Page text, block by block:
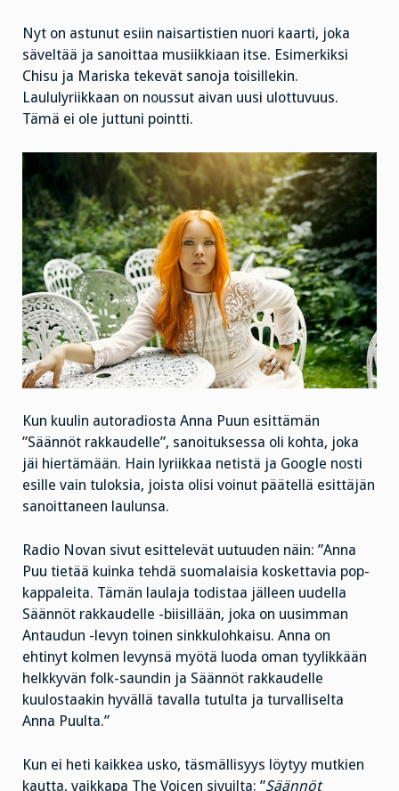
Nyt on astunut esiin naisartistien nuori kaarti, joka
säveltää ja sanoittaa musiikkiaan itse. Esimerkiksi
Chisu ja Mariska tekevät sanoja toisillekin.
Laululyriikkaan on noussut aivan uusi ulottuvuus.
Tämä ei ole juttuni pointti.
Kun kuulin autoradiosta Anna Puun esittämän
”Säännöt rakkaudelle”, sanoituksessa oli kohta, joka
jäi hiertämään. Hain lyriikkaa netistä ja Google nosti
esille vain tuloksia, joista olisi voinut päätellä esittäjän
sanoittaneen laulunsa.
Radio Novan sivut esittelevät uutuuden näin: ”Anna
Puu tietää kuinka tehdä suomalaisia koskettavia pop-
kappaleita. Tämän laulaja todistaa jälleen uudella
Säännöt rakkaudelle -biisillään, joka on uusimman
Antaudun -levyn toinen sinkkulohkaisu. Anna on
ehtinyt kolmen levynsä myötä luoda oman tyylikkään
helkkyvän folk-saundin ja Säännöt rakkaudelle
kuulostaakin hyvällä tavalla tutulta ja turvalliselta
Anna Puulta.”
Kun ei heti kaikkea usko, täsmällisyys löytyy mutkien
kautta, vaikkapa The Voicen sivuilta: ”Säännöt